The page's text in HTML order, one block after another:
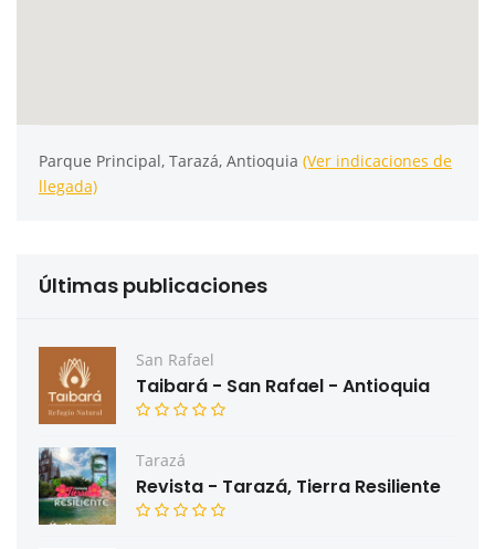
Parque Principal, Tarazá, Antioquia (Ver indicaciones de
llegada)
Últimas publicaciones
San Rafael
Taibará - San Rafael - Antioquia
Tarazá
Revista - Tarazá, Tierra Resiliente